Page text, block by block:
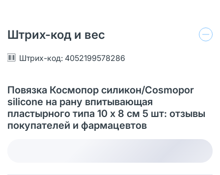
Штрих-код и вес
Штрих-код: 4052199578286
Повязка Космопор силикон/Cosmopor
silicone на рану впитывающая
пластырного типа 10 х 8 см 5 шт: отзывы
покупателей и фармацевтов